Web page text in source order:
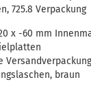
725.8 Verpackung
x -60 mm
braun